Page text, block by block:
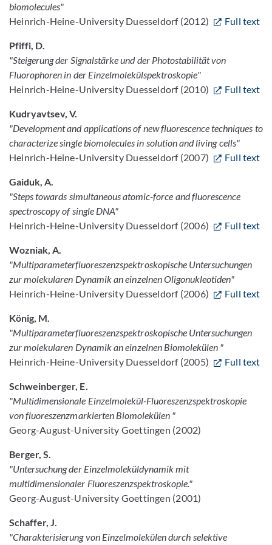
biomolecules"
Heinrich-Heine-University Duesseldorf (2012)
Full text
Pfiffi, D.
"Steigerung der Signalstärke und der Photostabilität von
Fluorophoren in der Einzelmolekülspektroskopie"
Heinrich-Heine-University Duesseldorf (2010)
Full text
Kudryavtsev, V.
"Development and applications of new fluorescence techniques to
characterize single biomolecules in solution and living cells"
Heinrich-Heine-University Duesseldorf (2007)
Full text
Gaiduk, A.
"Steps towards simultaneous atomic-force and fluorescence
spectroscopy of single DNA"
Heinrich-Heine-University Duesseldorf (2006)
Full text
Wozniak, A.
"Multiparameterfluoreszenzspektroskopische Untersuchungen
zur molekularen Dynamik an einzelnen Oligonukleotiden"
Heinrich-Heine-University Duesseldorf (2006)
Full text
König, M.
"Multiparameterfluoreszenzspektroskopische Untersuchungen
zur molekularen Dynamik an einzelnen Biomolekülen "
Heinrich-Heine-University Duesseldorf (2005)
Full text
Schweinberger, E.
"Multidimensionale Einzelmolekül-Fluoreszenzspektroskopie
von fluoreszenzmarkierten Biomolekülen "
Georg-August-University Goettingen (2002)
Berger, S.
"Untersuchung der Einzelmoleküldynamik mit
multidimensionaler Fluoreszenzspektroskopie."
Georg-August-University Goettingen (2001)
Schaffer, J.
"Charakterisierung von Einzelmolekülen durch selektive